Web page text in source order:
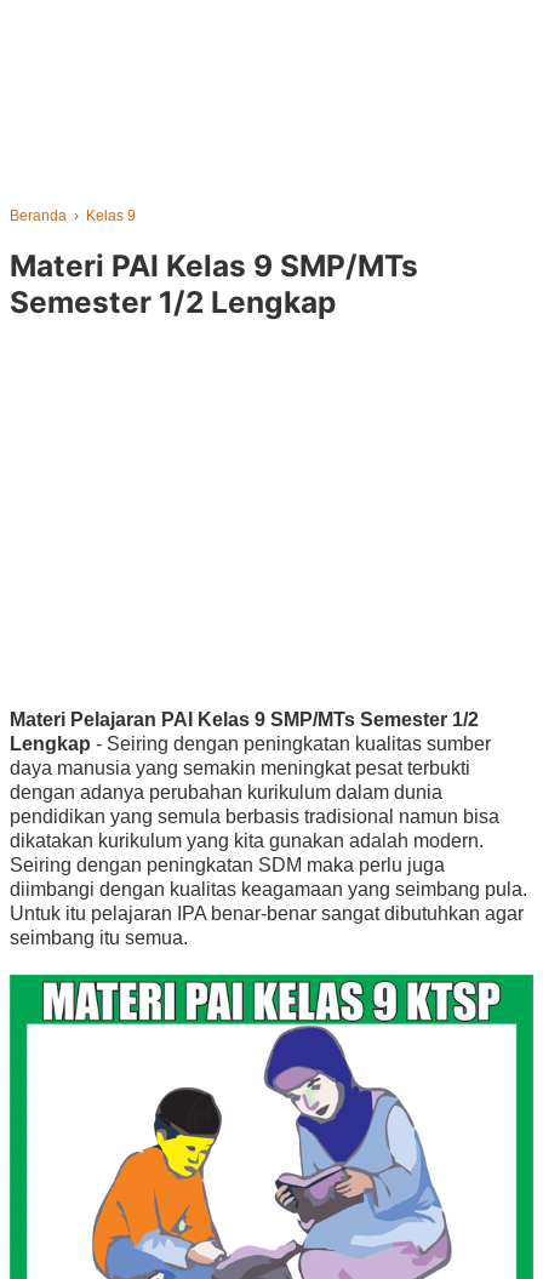
Beranda › Kelas 9
Materi PAI Kelas 9 SMP/MTs
Semester 1/2 Lengkap
Materi Pelajaran PAI Kelas 9 SMP/MTs Semester 1/2
Lengkap - Seiring dengan peningkatan kualitas sumber
daya manusia yang semakin meningkat pesat terbukti
dengan adanya perubahan kurikulum dalam dunia
pendidikan yang semula berbasis tradisional namun bisa
dikatakan kurikulum yang kita gunakan adalah modern.
Seiring dengan peningkatan SDM maka perlu juga
diimbangi dengan kualitas keagamaan yang seimbang pula.
Untuk itu pelajaran IPA benar-benar sangat dibutuhkan agar
seimbang itu semua.